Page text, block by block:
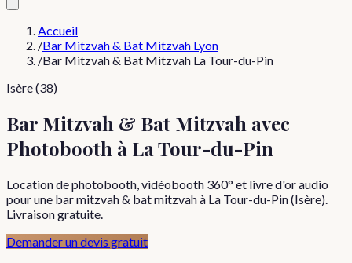
Accueil
/Bar Mitzvah & Bat Mitzvah Lyon
/Bar Mitzvah & Bat Mitzvah La Tour-du-Pin
Isère (38)
Bar Mitzvah & Bat Mitzvah avec
Photobooth à La Tour-du-Pin
Location de photobooth, vidéobooth 360° et livre d'or audio
pour une bar mitzvah & bat mitzvah à La Tour-du-Pin (Isère).
Livraison gratuite.
Demander un devis gratuit